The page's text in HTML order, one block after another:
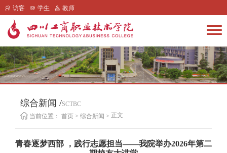
访客 学生 教师
综合新闻 /SCTBC
当前位置： 首页 > 综合新闻 > 正文
青春逐梦西部 ，践行志愿担当——我院举办2026年第二